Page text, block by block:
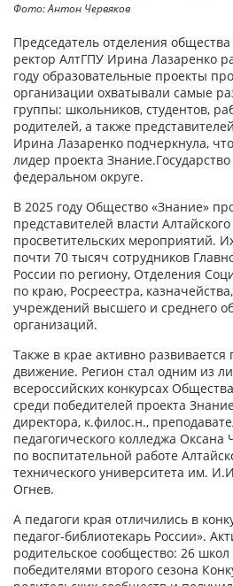
Фото: Антон Червяков
Председатель отделения
ректор АлтГПУ Ирина Лазаренко
году образовательные проекты
организации охватывали самые
группы: школьников, студентов,
родителей, а также
Ирина Лазаренко подчеркнула,
лидер проекта
федеральном округе.
В 2025 году Общество «Знание»
представителей власти
просветительских мероприятий.
почти 70 тысяч сотрудников
России по региону, Отделения
по краю, Росреестра,
учреждений высшего и среднего
организаций.
Также в крае активно развивается
движение. Регион стал одним из
всероссийских конкурсах
среди победителей проекта
директора, к.филос.н.,
педагогического колледжа
по воспитательной работе
технического университета им.
Огнев.
А педагоги края отличились в
педагог-библиотекарь России».
родительское сообщество: 26 школ
победителями второго сезона